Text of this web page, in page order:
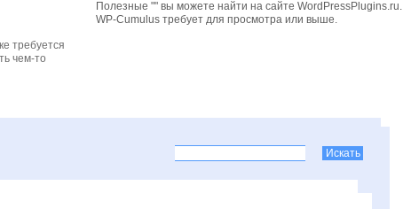
требуется
чем-то
Полезные "" вы можете найти на сайте WordPressPlugins.ru.
WP-Cumulus требует для просмотра или выше.